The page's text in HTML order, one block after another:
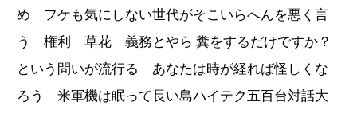
め フケも気にしない世代がそこいらへんを悪く言
う 権利 草花 義務とやら 糞をするだけですか？
という問いが流行る あなたは時が経れば怪しくな
ろう 米軍機は眠って長い島ハイテク五百台対話大